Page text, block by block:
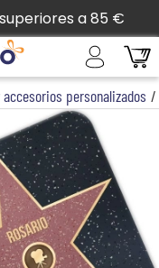
a 85 €
accesorios personalizados /